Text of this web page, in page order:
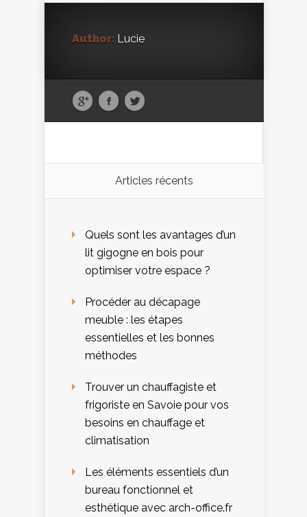
Author: Lucie
Articles récents
Quels sont les avantages d’un
lit gigogne en bois pour
optimiser votre espace ?
Procéder au décapage
meuble : les étapes
essentielles et les bonnes
méthodes
Trouver un chauffagiste et
frigoriste en Savoie pour vos
besoins en chauffage et
climatisation
Les éléments essentiels d’un
bureau fonctionnel et
esthétique avec arch-office.fr